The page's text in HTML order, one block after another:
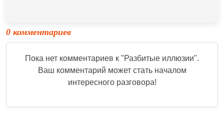
0 комментариев
Пока нет комментариев к "Разбитые иллюзии".
Ваш комментарий может стать началом
интересного разговора!